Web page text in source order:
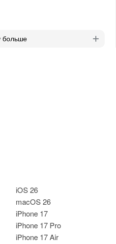
больше
iOS 26
macOS 26
iPhone 17
iPhone 17 Pro
iPhone 17 Air